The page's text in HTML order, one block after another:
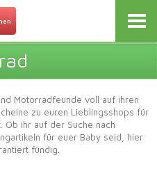
Motorradfeunde voll auf ihren
zu euren Lieblingsshops für
Ob ihr auf der Suche nach
für euer Baby seid, hier
fündig.